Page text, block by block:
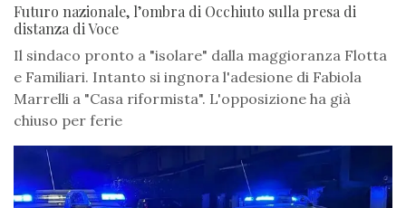
Futuro nazionale, l’ombra di Occhiuto sulla presa di
distanza di Voce
Il sindaco pronto a "isolare" dalla maggioranza Flotta
e Familiari. Intanto si ingnora l'adesione di Fabiola
Marrelli a "Casa riformista". L'opposizione ha già
chiuso per ferie